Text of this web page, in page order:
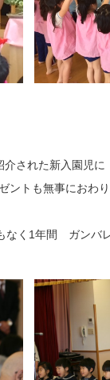
された新入園児に
ントも無事におわ
く1年間 ガンバ